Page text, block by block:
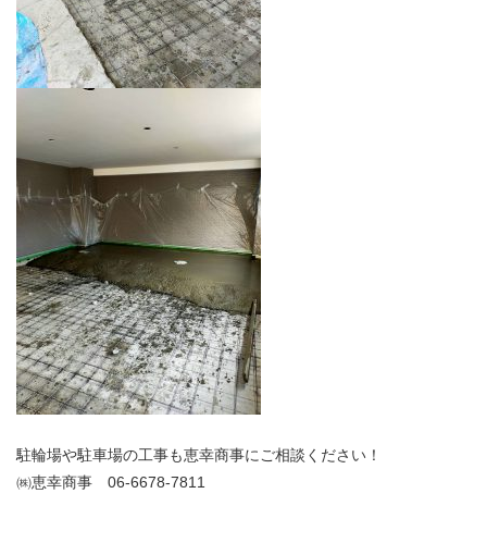
駐輪場や駐車場の工事も恵幸商事にご相談ください！
㈱恵幸商事 06-6678-7811